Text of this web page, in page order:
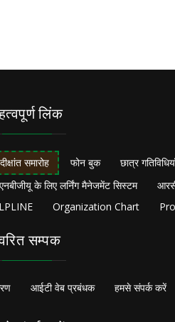
लिंक
दीक्षांत समारोह फोन बुक छात्र
के लिए लर्निंग मैनेजमेंट सिस्टम
Organization Chart
सम्पक
आईटी वेब प्रबंधक हमसे संपर्क करें